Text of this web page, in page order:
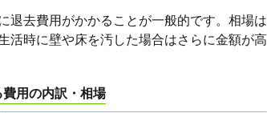
退去費用がかかることが一般的です。相場は
活時に壁や床を汚した場合はさらに金額が高
用の内訳・相場